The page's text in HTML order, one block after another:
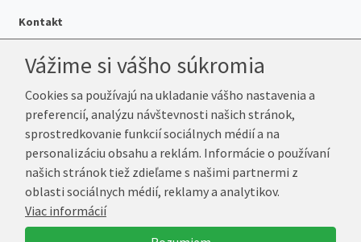
Kontakt
Telefón:+421 222 205 863
E-mail:info@k-sosovky.sk
Reklamačná adresa
Andrea Votavová
Revoluční 1017
290 01 Poděbrady
Česká republika
Vážime si vášho súkromia
Cookies sa používajú na ukladanie vášho nastavenia a
preferencií, analýzu návštevnosti našich stránok,
sprostredkovanie funkcií sociálnych médií a na
personalizáciu obsahu a reklám. Informácie o používaní
našich stránok tiež zdieľame s našimi partnermi z
oblasti sociálnych médií, reklamy a analytikov.
Viac informácií